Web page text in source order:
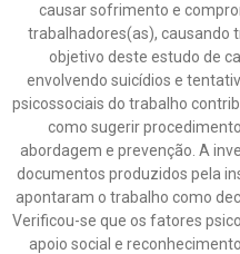
causar sofrimento e
trabalhadores(as), causando
objetivo deste estudo de
envolvendo suicídios e
psicossociais do trabalho
como sugerir
abordagem e prevenção. A
documentos produzidos pela
apontaram o trabalho como
Verificou-se que os fatores
apoio social e